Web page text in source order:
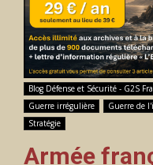
Blog Défense et Sécurité - G2S
Guerre irrégulière
Guerre de
Stratégie
Armée